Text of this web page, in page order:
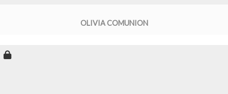
OLIVIA COMUNION